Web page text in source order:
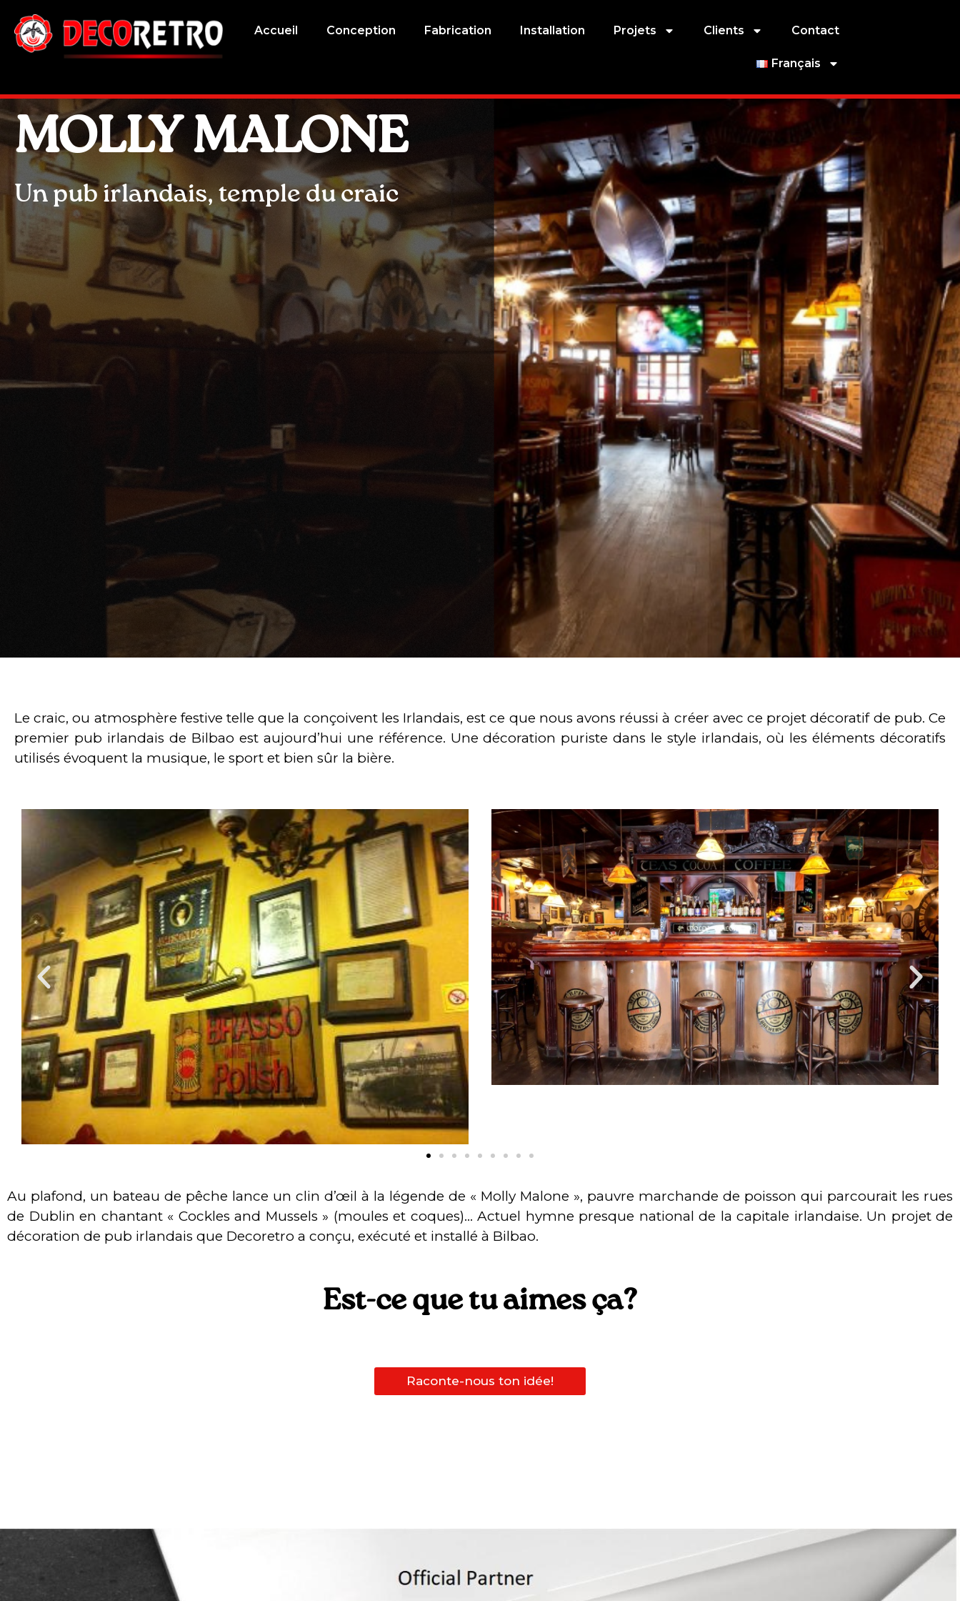
Accueil Conception Fabrication Installation Projets Clients Contact
Français
MOLLY MALONE
Un pub irlandais, temple du craic
Le craic, ou atmosphère festive telle que la conçoivent les Irlandais, est ce que nous avons réussi à créer avec ce projet décoratif de pub. Ce
premier pub irlandais de Bilbao est aujourd’hui une référence. Une décoration puriste dans le style irlandais, où les éléments décoratifs
utilisés évoquent la musique, le sport et bien sûr la bière.
Au plafond, un bateau de pêche lance un clin d’œil à la légende de « Molly Malone », pauvre marchande de poisson qui parcourait les rues
de Dublin en chantant « Cockles and Mussels » (moules et coques)… Actuel hymne presque national de la capitale irlandaise. Un projet de
décoration de pub irlandais que Decoretro a conçu, exécuté et installé à Bilbao.
Est-ce que tu aimes ça?
Raconte-nous ton idée!